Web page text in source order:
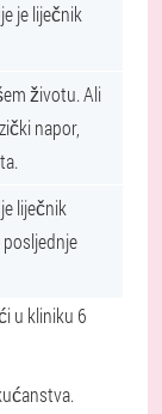
je liječnik
životu. Ali
napor,
liječnik
u kliniku 6